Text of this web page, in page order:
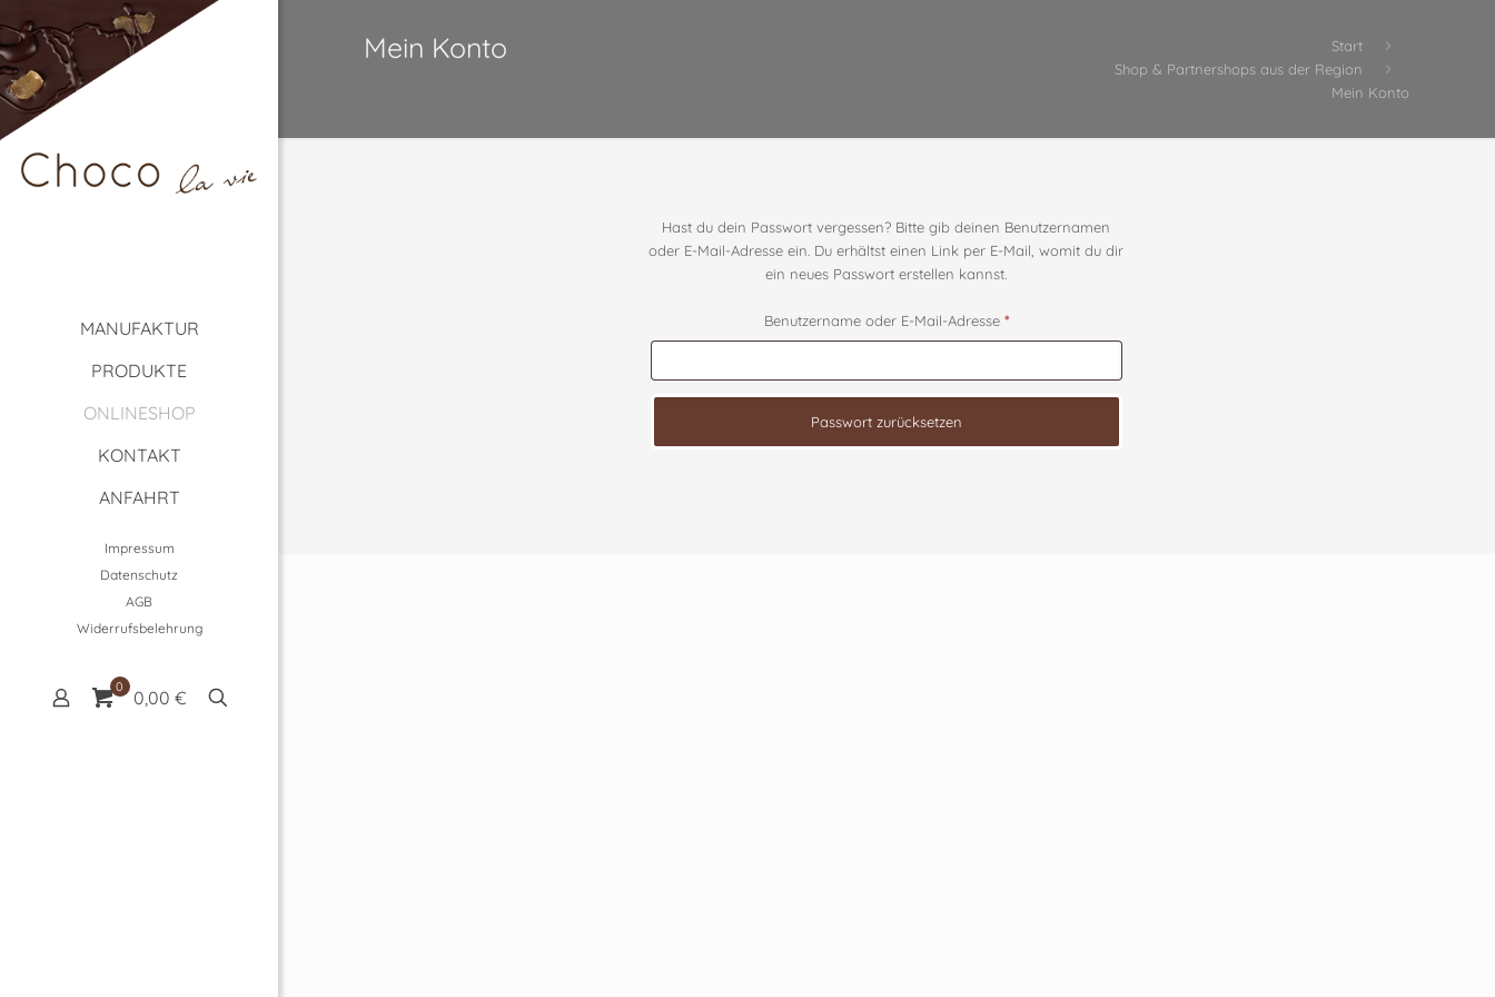
MANUFAKTUR
PRODUKTE
ONLINESHOP
KONTAKT
ANFAHRT
Impressum
Datenschutz
AGB
Widerrufsbelehrung
0 0,00 €
Mein Konto
Start
Shop & Partnershops aus der Region
Mein Konto
Hast du dein Passwort vergessen? Bitte gib deinen Benutzernamen
oder E-Mail-Adresse ein. Du erhältst einen Link per E-Mail, womit du dir
ein neues Passwort erstellen kannst.
Benutzername oder E-Mail-Adresse *Erforderlich
Passwort zurücksetzen